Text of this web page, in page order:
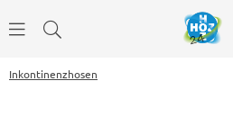
Inkontinenzhosen